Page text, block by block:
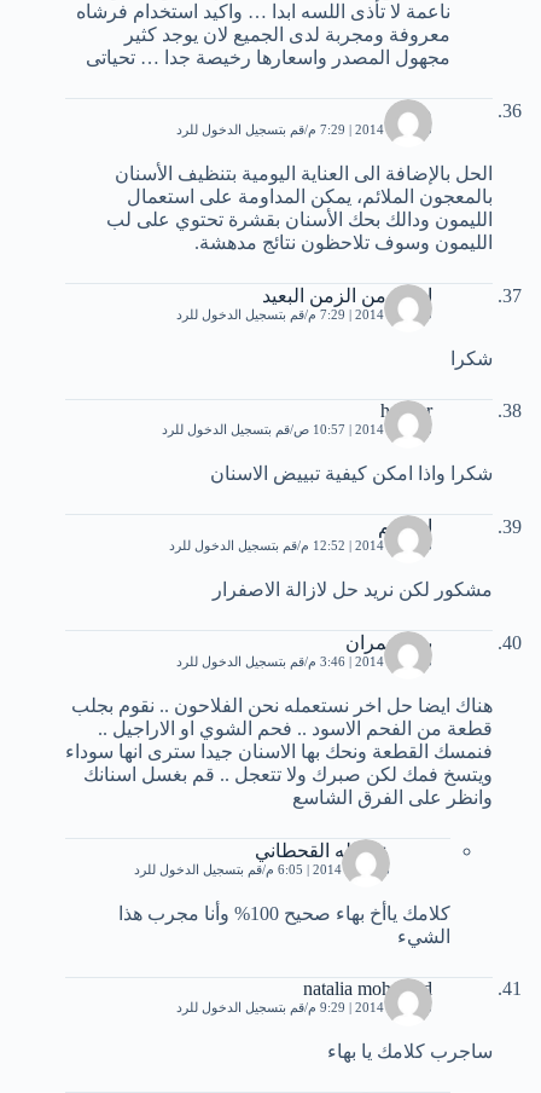
ناعمة لا تأذى اللسه ابدا … واكيد استخدام فرشاه
معروفة ومجربة لدى الجميع لان يوجد كثير
مجهول المصدر واسعارها رخيصة جدا … تحياتى
محمد
20 يناير، 2014 | 7:29 م قم بتسجيل الدخول للرد
الحل بالإضافة الى العناية اليومية بتنظيف الأسنان
بالمعجون الملائم، يمكن المداومة على استعمال
الليمون ودالك بحك الأسنان بقشرة تحتوي على لب
الليمون وسوف تلاحظون نتائج مدهشة.
امراة من الزمن البعيد
20 يناير، 2014 | 7:29 م قم بتسجيل الدخول للرد
شكرا
hayder
23 يناير، 2014 | 10:57 ص قم بتسجيل الدخول للرد
شكرا واذا امكن كيفية تبييض الاسنان
ابراهيم
23 يناير، 2014 | 12:52 م قم بتسجيل الدخول للرد
مشكور لكن نريد حل لازالة الاصفرار
بهاء عمران
23 يناير، 2014 | 3:46 م قم بتسجيل الدخول للرد
هناك ايضا حل اخر نستعمله نحن الفلاحون .. نقوم بجلب
قطعة من الفحم الاسود .. فحم الشوي او الاراجيل ..
فنمسك القطعة ونحك بها الاسنان جيدا سترى انها سوداء
ويتسخ فمك لكن صبرك ولا تتعجل .. قم بغسل اسنانك
وانظر على الفرق الشاسع
عبدالله القحطاني
28 يناير، 2014 | 6:05 م قم بتسجيل الدخول للرد
كلامك ياأخ بهاء صحيح 100% وأنا مجرب هذا
الشيء
natalia mohamed
28 يناير، 2014 | 9:29 م قم بتسجيل الدخول للرد
ساجرب كلامك يا بهاء